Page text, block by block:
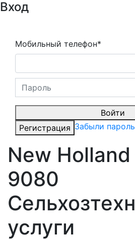
Вход
Мобильный телефон*
Войти
Регистрация Забыли
New Holland
9080
услуги